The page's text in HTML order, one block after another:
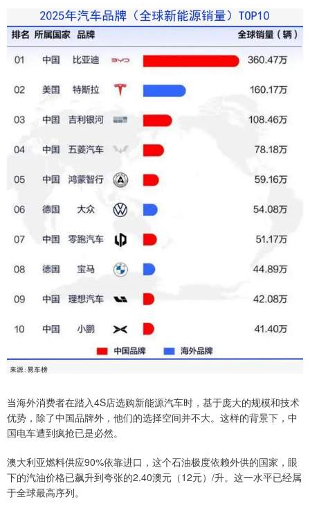
当海外消费者在踏入4S店选购新能源汽车时，基于庞大的规模和技术
优势，除了中国品牌外，他们的选择空间并不大。这样的背景下，中
国电车遭到疯抢已是必然。
澳大利亚燃料供应90%依靠进口，这个石油极度依赖外供的国家，眼
下的汽油价格已飙升到夸张的2.40澳元‌（12元）/升。这一水平已经属
于全球最高序列。